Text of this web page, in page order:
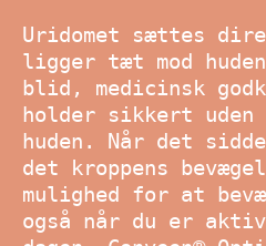
Uridomet sættes
ligger tæt mod
blid, medicinsk
holder sikkert
huden. Når det
det kroppens
mulighed for at
også når du er